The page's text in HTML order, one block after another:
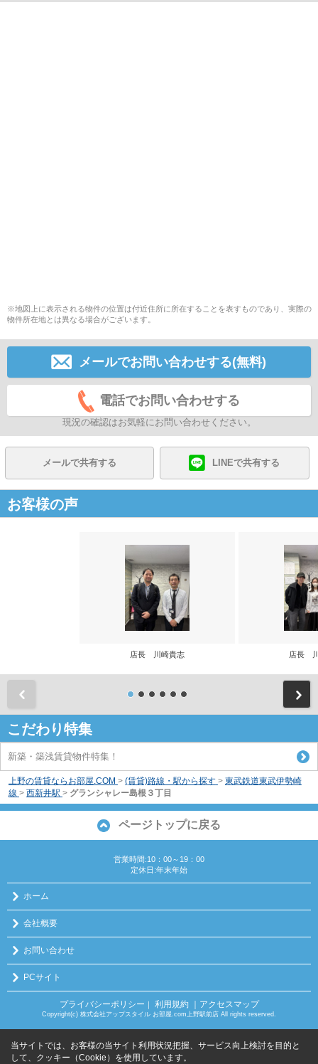
※地図上に表示される物件の位置は付近住所に所在することを表すものであり、実際の
物件所在地とは異なる場合がございます。
メールでお問い合わせする(無料)
電話でお問い合わせする
現況の確認はお気軽にお問い合わせください。
メールで共有する LINEで共有する
お客様の声
店長 川崎貴志 店長
こだわり特集
新築・築浅賃貸物件特集！
上野の賃貸ならお部屋.COM > (賃貸)路線・駅から探す > 東武鉄道東武伊勢崎
線 > 西新井駅 > グランシャレー島根３丁目
ページトップに戻る
営業時間:10：00～19：00
定休日:年末年始
ホーム
会社概要
お問い合わせ
PCサイト
プライバシーポリシー 利用規約 ｜アクセスマップ
Copyright(c) 株式会社アップスタイル お部屋.com上野駅前店 All rights reserved.
当サイトでは、お客様の当サイト利用状況把握、サービス向上検討を目的と
して、クッキー（Cookie）を使用しています。